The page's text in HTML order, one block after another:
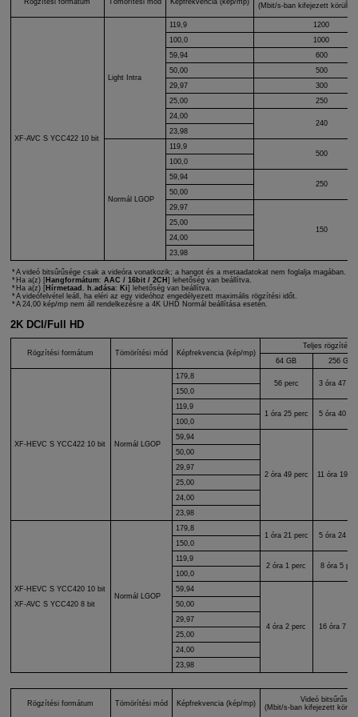
(Mbit/s-ban kifejezett
XF-AVC S YCC422 10 bit
Light Intra
119,9
1200
100,0
1000
59,94
600
50,00
500
29,97
300
25,00
250
24,00
240
23,98
Normál LGOP
119,9
500
100,0
59,94
250
50,00
29,97
150
25,00
24,00
23,98
A videó bitsűrűsége csak a videóra vonatkozik; a hangot és a metaadatokat nem foglalja magában.
Ha a(z) [ Hangformátum:AAC / 16bit / 2CH] lehetőség van beállítva.
Ha a(z) [ Hírmetaad. h.adása: Ki] lehetőség van beállítva.
A videófelvétel leáll, ha eléri az egy videóhoz engedélyezett maximális rögzítési időt.
A 24,00 kép/mp nem áll rendelkezésre a 4K UHD Normál beállítása esetén.
2K DCI/Full HD
Rögzítési formátum Tömörítési mód Képfrekvencia (kép/mp)
Teljes rögzítési
64 GB
256 GB
XF-HEVC S YCC422 10 bit Normál LGOP
179,8
56 perc
3 óra 47
150,0
119,9
1 óra 25 perc
5 óra 40
100,0
59,94
2 óra 49 perc 11 óra 19
50,00
29,97
25,00
24,00
23,98
XF-HEVC S YCC420 10 bit
XF-AVC S YCC420 8 bit
Normál LGOP
179,8
1 óra 21 perc
5 óra 24
150,0
119,9
2 óra 1 perc
8 óra 5
100,0
59,94
4 óra 2 perc 16 óra 7
50,00
29,97
25,00
24,00
23,98
Rögzítési formátum Tömörítési mód Képfrekvencia (kép/mp)
Videó bitsűrűség
(Mbit/s-ban kifejezett